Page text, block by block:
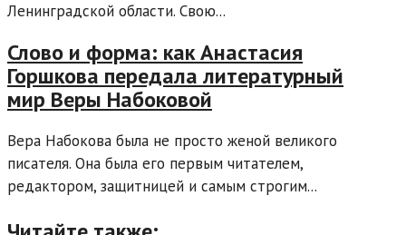
Ленинградской области. Свою...
Слово и форма: как Анастасия
Горшкова передала литературный
мир Веры Набоковой
Вера Набокова была не просто женой великого
писателя. Она была его первым читателем,
редактором, защитницей и самым строгим...